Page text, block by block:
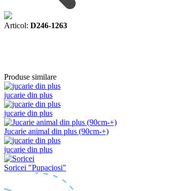
Articol: D246-1263
Produse similare
jucarie din plus
jucarie din plus
Jucarie animal din plus (90cm-+)
jucarie din plus
Soricei "Pupaciosi"